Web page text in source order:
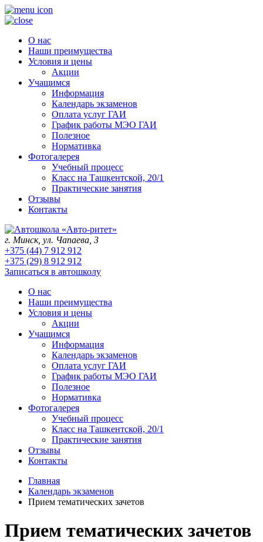
О нас
Наши преимущества
Условия и цены
Акции
Учащимся
Информация
Календарь экзаменов
Оплата услуг ГАИ
График работы МЭО ГАИ
Полезное
Нормативка
Фотогалерея
Учебный процесс
Класс на Ташкентской, 20/1
Практические занятия
Отзывы
Контакты
г. Минск, ул. Чапаева, 3
+375 (44) 7 912 912
+375 (29) 8 912 912
Записаться в автошколу
О нас
Наши преимущества
Условия и цены
Акции
Учащимся
Информация
Календарь экзаменов
Оплата услуг ГАИ
График работы МЭО ГАИ
Полезное
Нормативка
Фотогалерея
Учебный процесс
Класс на Ташкентской, 20/1
Практические занятия
Отзывы
Контакты
Главная
Календарь экзаменов
Прием тематических зачетов
Прием тематических зачетов